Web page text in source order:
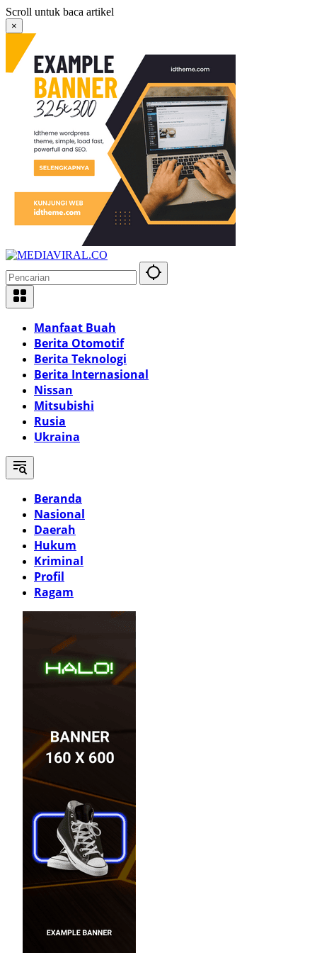
Langsung
ke
konten
Scroll untuk baca artikel
×
Manfaat Buah
Berita Otomotif
Berita Teknologi
Berita Internasional
Nissan
Mitsubishi
Rusia
Ukraina
Beranda
Nasional
Daerah
Hukum
Kriminal
Profil
Ragam